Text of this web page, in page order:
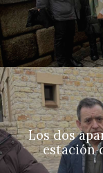
Los dos
estación